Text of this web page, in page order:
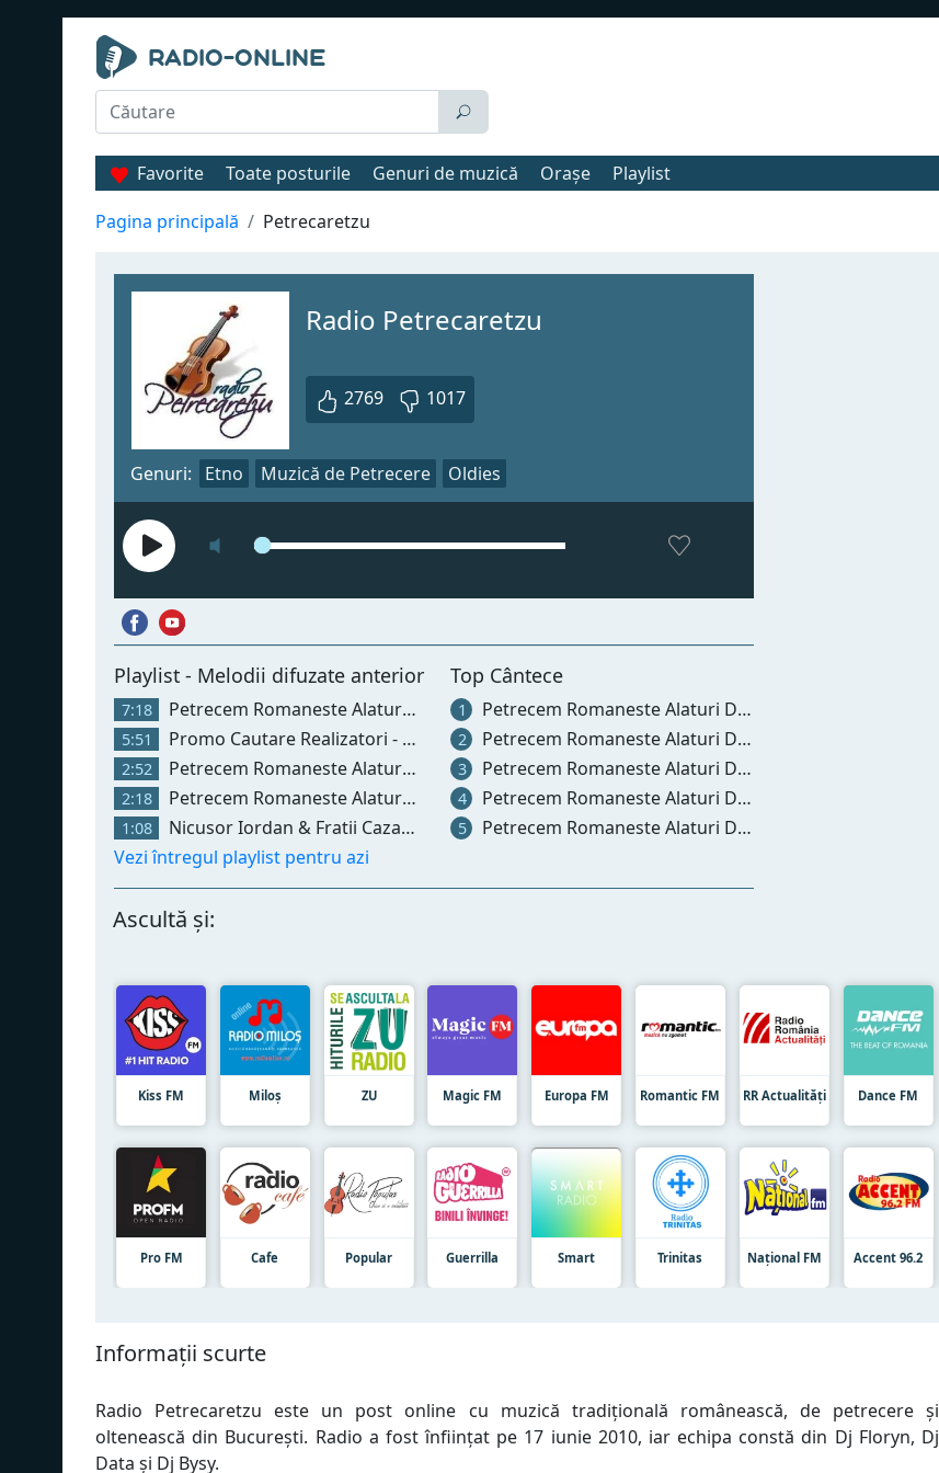
Favorite Toate posturile Genuri de muzică Orașe
Playlist
Pagina principală
Petrecaretzu
Radio Petrecaretzu
2769 1017
Genuri: Etno Muzică de Petrecere Oldies
Playlist - Melodii difuzate anterior
7:18 Petrecem Romaneste Alaturi De Radio Petrecaretzu Www.radiopetrecaretzu.ro Petrecere Populara Manele Zu Popular Intens Hit Top Mar 2024 (3) - Petrecem Romaneste Alaturi De Radio Petrecaretzu Www.radiopetrecaretzu.ro Petrecere Populara Manele Zu Popular Intens Hit Top Mar 2024
5:51 Promo Cautare Realizatori - Radio Petrecaretzu (34)
2:52 Petrecem Romaneste Alaturi De Radio Petrecaretzu Www.radiopetrecaretzu.ro Petrecere Populara Manele Zu Popular Intens Hit Top Mai 2024 (10) - Petrecem Romaneste Alaturi De Radio Petrecaretzu Www.radiopetrecaretzu.ro Petrecere Populara Manele Zu Popular Intens Hit Top Mai 2024
2:18 Petrecem Romaneste Alaturi De Radio Petrecaretzu Www.radiopetrecaretzu.ro Petrecere Populara Manele Zu Popular Intens Hit Top Mai 2024 (6) - Petrecem Romaneste Alaturi De Radio Petrecaretzu Www.radiopetrecaretzu.ro Petrecere Populara Manele Zu Popular Intens Hit Top Mai 2024
1:08
Nicusor Iordan & Fratii Cazanoi - Muzica De Petrecere 2019 || Hore Si Sarbe 2019 ||
Vezi întregul playlist pentru azi
Top Cântece
1 Petrecem Romaneste Alaturi De Radio Petrecaretzu Www.radiopetrecaretzu.ro Petrecere Populara Manele Zu Popular Intens Hit Top Apr 2024 (21) - Petrecem Romaneste Alaturi De Radio Petrecaretzu Www.radiopetrecaretzu.ro Petrecere Populara Manele Zu Popular Intens Hit Top Apr 2024
2 Petrecem Romaneste Alaturi De Radio Petrecaretzu Www.radiopetrecaretzu.ro Petrecere Populara Manele Zu Popular Intens Hit Top (336) - Petrecem Romaneste Alaturi De Radio Petrecaretzu Www.radiopetrecaretzu.ro Petrecere Populara Manele Zu Popular Intens Hit Top
3 Petrecem Romaneste Alaturi De Radio Petrecaretzu Www.radiopetrecaretzu.ro Petrecere Populara Manele Zu Popular Intens Hit Top Mar 2024 (5) - Petrecem Romaneste Alaturi De Radio Petrecaretzu Www.radiopetrecaretzu.ro Petrecere Populara Manele Zu Popular Intens Hit Top Mar 2024
4 Petrecem Romaneste Alaturi De Radio Petrecaretzu Www.radiopetrecaretzu.ro Petrecere Populara Manele Zu Popular Intens Hit Top Mar 2024 (6) - Petrecem Romaneste Alaturi De Radio Petrecaretzu Www.radiopetrecaretzu.ro Petrecere Populara Manele Zu Popular Intens Hit Top Mar 2024
5 Petrecem Romaneste Alaturi De Radio Petrecaretzu Www.radiopetrecaretzu.ro Petrecere Populara Manele Zu Popular Intens Hit Top Mar 2024 (12) - Petrecem Romaneste Alaturi De Radio Petrecaretzu Www.radiopetrecaretzu.ro Petrecere Populara Manele Zu Popular Intens Hit Top Mar 2024
Ascultă și:
Kiss FM Miloș ZU Magic FM Europa FM Romantic FM RR Actualități Dance FM
Pro FM Cafe Popular Guerrilla Smart Trinitas Național FM Accent 96.2
Informații scurte
Radio Petrecaretzu este un post online cu muzică tradițională românească, de petrecere și
oltenească din București. Radio a fost înființat pe 17 iunie 2010, iar echipa constă din Dj Floryn, Dj
Data și Dj Bysy.